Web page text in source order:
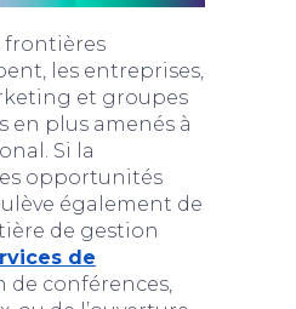
frontières
les entreprises,
et groupes
en plus amenés à
Si la
opportunités
également de
de gestion
de
de conférences,